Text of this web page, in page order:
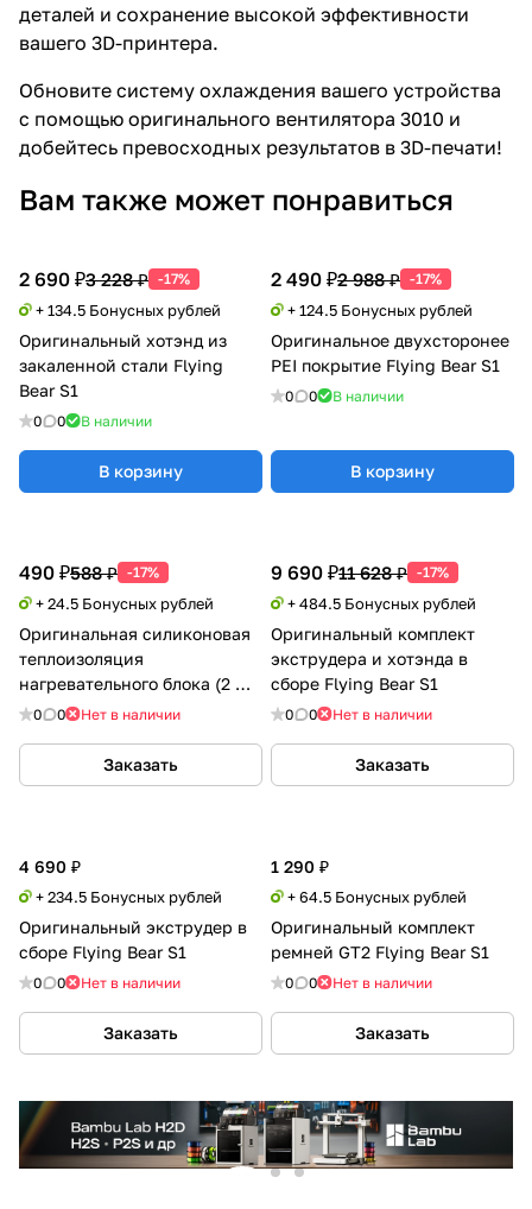
деталей и сохранение высокой эффективности
вашего 3D-принтера.
Обновите систему охлаждения вашего устройства
с помощью оригинального вентилятора 3010 и
добейтесь превосходных результатов в 3D-печати!
Вам также может понравиться
2 690 ₽3 228 ₽ -17%
+ 134.5 Бонусных рублей
Оригинальный хотэнд из
закаленной стали Flying
Bear S1
0 0 В наличии
В корзину
2 490 ₽2 988 ₽ -17%
+ 124.5 Бонусных рублей
Оригинальное двухсторонее
PEI покрытие Flying Bear S1
0 0 В наличии
В корзину
9 690 ₽11 628 ₽ -17%
+ 484.5 Бонусных рублей
Оригинальный комплект
экструдера и хотэнда в
сборе Flying Bear S1
0 0 Нет в наличии
Заказать
4 690 ₽
+ 234.5 Бонусных рублей
Оригинальный экструдер в
сборе Flying Bear S1
0 0 Нет в наличии
Заказать
1 290 ₽
+ 64.5 Бонусных рублей
Оригинальный комплект
ремней GT2 Flying Bear S1
0 0 Нет в наличии
Заказать
490 ₽588 ₽ -17%
+ 24.5 Бонусных рублей
Оригинальная силиконовая
теплоизоляция
нагревательного блока (2 шт)
Flying Bear Reborn 3/ S1
0 0 Нет в наличии
Заказать